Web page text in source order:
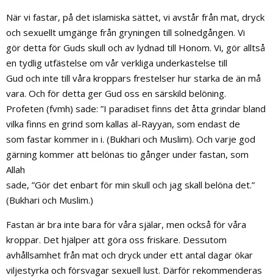
När vi fastar, på det islamiska sättet, vi avstår från mat, dryck
och sexuellt umgänge från gryningen till solnedgången. Vi
gör detta för Guds skull och av lydnad till Honom. Vi, gör alltså
en tydlig utfästelse om vår verkliga underkastelse till
Gud och inte till våra kroppars frestelser hur starka de än må
vara. Och för detta ger Gud oss en särskild belöning.
Profeten (fvmh) sade: ”I paradiset finns det åtta grindar bland
vilka finns en grind som kallas al-Rayyan, som endast de
som fastar kommer in i. (Bukhari och Muslim). Och varje god
gärning kommer att belönas tio gånger under fastan, som
Allah
sade, ”Gör det enbart för min skull och jag skall belöna det.”
(Bukhari och Muslim.)
Fastan är bra inte bara för våra själar, men också för våra
kroppar. Det hjälper att göra oss friskare. Dessutom
avhållsamhet från mat och dryck under ett antal dagar ökar
viljestyrka och försvagar sexuell lust. Därför rekommenderas